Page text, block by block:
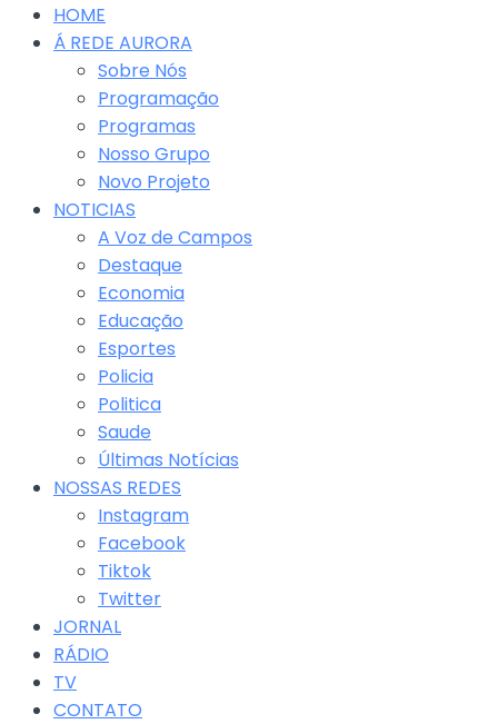
HOME
Á REDE AURORA
Sobre Nós
Programação
Programas
Nosso Grupo
Novo Projeto
NOTICIAS
A Voz de Campos
Destaque
Economia
Educação
Esportes
Policia
Politica
Saude
Últimas Notícias
NOSSAS REDES
Instagram
Facebook
Tiktok
Twitter
JORNAL
RÁDIO
TV
CONTATO